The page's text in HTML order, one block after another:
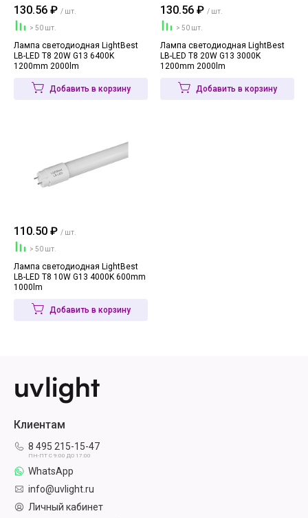
130.56 ₽ / шт.
> 50 шт.
Лампа светодиодная LightBest
LB-LED T8 20W G13 6400K
1200mm 2000lm
Добавить в корзину
130.56 ₽ / шт.
> 50 шт.
Лампа светодиодная LightBest
LB-LED T8 20W G13 3000K
1200mm 2000lm
Добавить в корзину
110.50 ₽ / шт.
> 50 шт.
Лампа светодиодная LightBest
LB-LED T8 10W G13 4000K 600mm
1000lm
Добавить в корзину
Клиентам
8 495 215-15-47
ПН-ПТ С 9:00 ДО 17:00
WhatsApp
info@uvlight.ru
Личный кабинет